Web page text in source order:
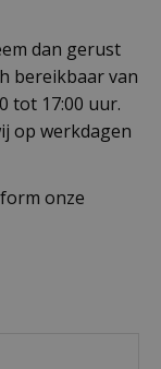
dan gerust
bereikbaar van
tot 17:00 uur.
op werkdagen
onze